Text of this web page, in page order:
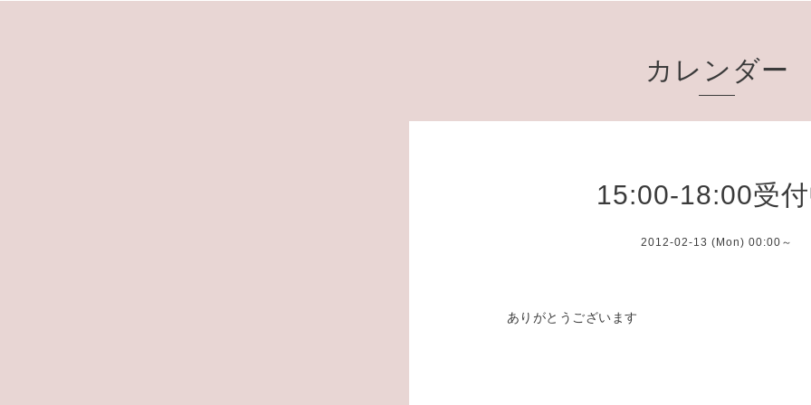
カレンダー
15:00-18:00受
2012-02-13 (Mon) 00:00～
ありがとうございます